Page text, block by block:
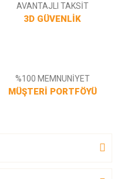
AVANTAJLI TAKSİT
3D GÜVENLİK
%100 MEMNUNİYET
MÜŞTERİ PORTFÖYÜ